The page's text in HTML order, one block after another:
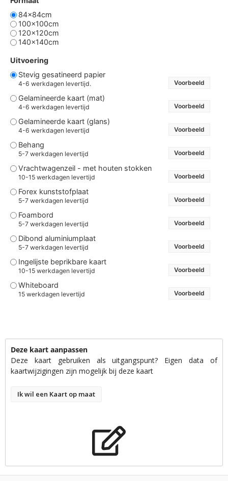
84x84cm
100x100cm
120x120cm
140x140cm
Uitvoering
Stevig gesatineerd papier
4-6 werkdagen levertijd. Voorbeeld
Gelamineerde kaart (mat)
4-6 werkdagen levertijd Voorbeeld
Gelamineerde kaart (glans)
4-6 werkdagen levertijd Voorbeeld
Behang
5-7 werkdagen levertijd Voorbeeld
Vrachtwagenzeil - met houten stokken
10-15 werkdagen levertijd Voorbeeld
Forex kunststofplaat
5-7 werkdagen levertijd Voorbeeld
Foambord
5-7 werkdagen levertijd Voorbeeld
Dibond aluminiumplaat
5-7 werkdagen levertijd Voorbeeld
Ingelijste beprikbare kaart
10-15 werkdagen levertijd Voorbeeld
Whiteboard
15 werkdagen levertijd Voorbeeld
Deze kaart aanpassen
Deze kaart gebruiken als uitgangspunt? Eigen data of
kaartwijzigingen zijn mogelijk bij deze kaart
Ik wil een Kaart op maat